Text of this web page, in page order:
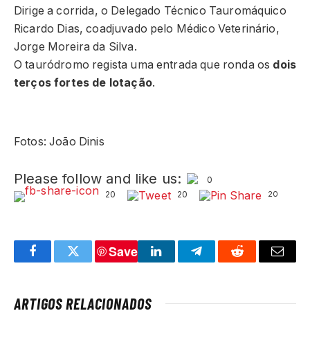
Dirige a corrida, o Delegado Técnico Tauromáquico
Ricardo Dias, coadjuvado pelo Médico Veterinário,
Jorge Moreira da Silva.
O tauródromo regista uma entrada que ronda os dois
terços fortes de lotação.
Fotos: João Dinis
Please follow and like us:
0
20
20 20
FacebookTwitter
Save
LinkedInTelegramReddit Email
ARTIGOS RELACIONADOS